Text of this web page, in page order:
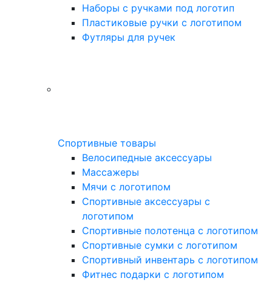
Наборы с ручками под логотип
Пластиковые ручки с логотипом
Футляры для ручек
Спортивные товары
Велосипедные аксессуары
Массажеры
Мячи с логотипом
Спортивные аксессуары с
логотипом
Спортивные полотенца с логотипом
Спортивные сумки с логотипом
Спортивный инвентарь с логотипом
Фитнес подарки с логотипом